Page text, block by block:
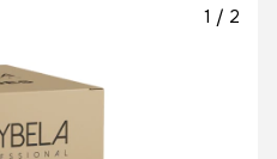
1 / 2